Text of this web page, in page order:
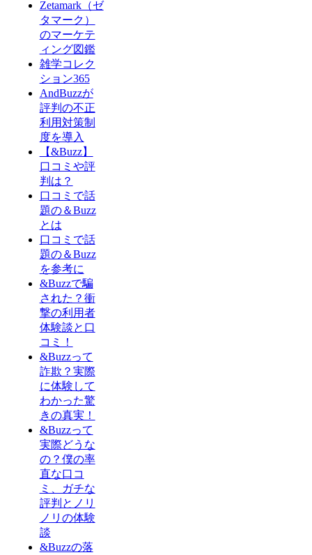
Zetamark（ゼ
タマーク）
のマーケテ
ィング図鑑
雑学コレク
ション365
AndBuzzが
評判の不正
利用対策制
度を導入
【&Buzz】
口コミや評
判は？
口コミで話
題の＆Buzz
とは
口コミで話
題の＆Buzz
を参考に
&Buzzで騙
された？衝
撃の利用者
体験談と口
コミ！
&Buzzって
詐欺？実際
に体験して
わかった驚
きの真実！
&Buzzって
実際どうな
の？僕の率
直な口コ
ミ、ガチな
評判とノリ
ノリの体験
談
&Buzzの落